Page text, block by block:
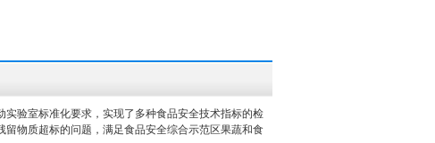
验室标准化要求，实现了多种食品安全技术指标的检
物质超标的问题，满足食品安全综合示范区果蔬和食